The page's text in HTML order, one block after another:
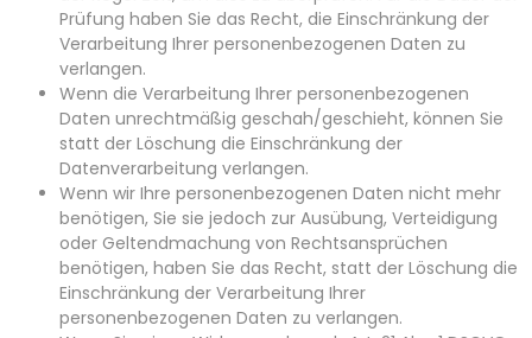
Prüfung haben Sie das Recht, die Einschränkung der
Verarbeitung Ihrer personenbezogenen Daten zu
verlangen.
Wenn die Verarbeitung Ihrer personenbezogenen
Daten unrechtmäßig geschah/geschieht, können Sie
statt der Löschung die Einschränkung der
Datenverarbeitung verlangen.
Wenn wir Ihre personenbezogenen Daten nicht mehr
benötigen, Sie sie jedoch zur Ausübung, Verteidigung
oder Geltendmachung von Rechtsansprüchen
benötigen, haben Sie das Recht, statt der Löschung die
Einschränkung der Verarbeitung Ihrer
personenbezogenen Daten zu verlangen.